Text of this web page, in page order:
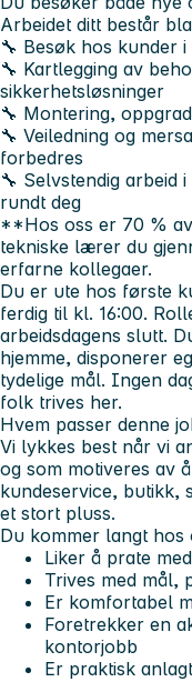
Arbeidet ditt består
🔧 Besøk hos kunder
🔧 Kartlegging av
sikkerhetsløsninger
🔧 Montering,
🔧 Veiledning og
forbedres
🔧 Selvstendig arbeid
rundt deg
**Hos oss er 70 %
tekniske lærer du
erfarne kollegaer.
Du er ute hos første
ferdig til kl. 16:00.
arbeidsdagens slutt.
hjemme, disponerer
tydelige mål. Ingen
folk trives her.
Hvem passer denne
Vi lykkes best når vi
og som motiveres av
kundeservice, butikk,
et stort pluss.
Du kommer langt hos
Liker å prate
Trives med mål,
Er komfortabel
Foretrekker en
kontorjobb
Er praktisk